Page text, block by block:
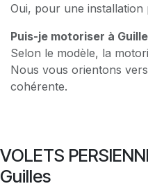
Oui, pour une
Puis-je motoriser à
Selon le modèle, la
Nous vous orientons
cohérente.
VOLETS
Guilles